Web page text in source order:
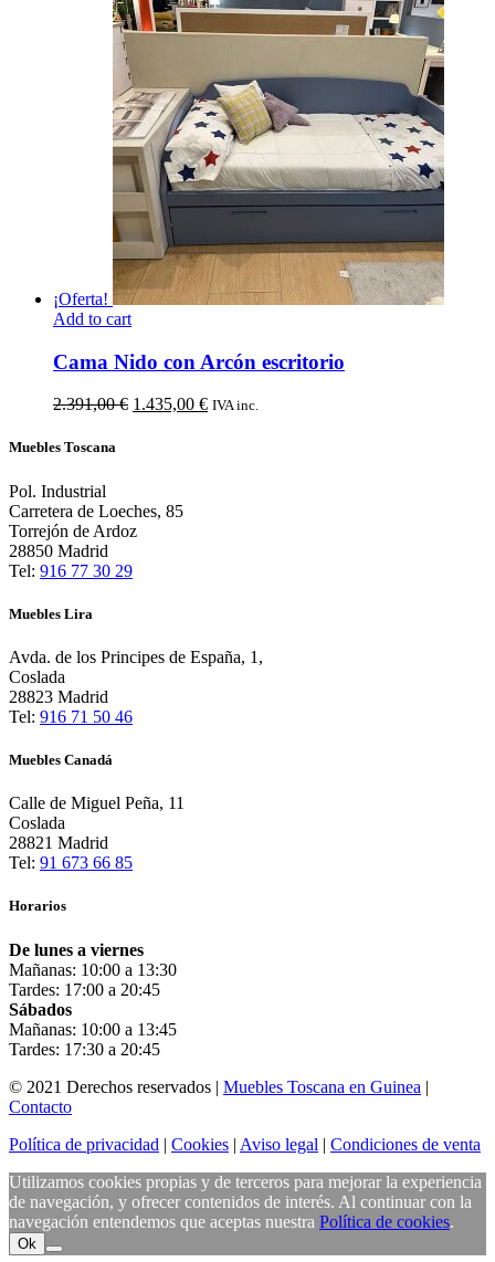
era:
1.913,00 €.
1.339,00 €.
¡Oferta!
Add to cart
Cama Nido con Arcón escritorio
2.391,00€ El
1.435,00 €ElIVA inc.
Muebles Toscana
Pol. Industrial
Carretera de Loeches, 85
Torrejón de Ardoz
28850 Madrid
Tel: 916 77 30 29
Muebles Lira
Avda. de los Principes de España, 1,
Coslada
28823 Madrid
Tel: 916 71 50 46
Muebles Canadá
Calle de Miguel Peña, 11
Coslada
28821 Madrid
Tel: 91 673 66 85
Horarios
De lunes a viernes
Mañanas: 10:00 a 13:30
Tardes: 17:00 a 20:45
Sábados
Mañanas: 10:00 a 13:45
Tardes: 17:30 a 20:45
© 2021 Derechos reservados | Muebles Toscana en Guinea |
Contacto
Política de privacidad | Cookies | Aviso legal | Condiciones de venta
Utilizamos cookies propias y de terceros para mejorar la experiencia
de navegación, y ofrecer contenidos de interés. Al continuar con la
navegación entendemos que aceptas nuestra Política de cookies.
Ok